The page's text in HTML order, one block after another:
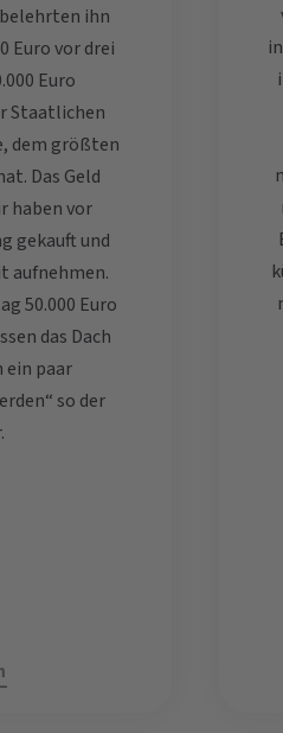
ihn
Euro vor drei
Euro
Staatlichen
dem größten
Das Geld
haben vor
gekauft und
aufnehmen.
50.000 Euro
das Dach
ein paar
so der